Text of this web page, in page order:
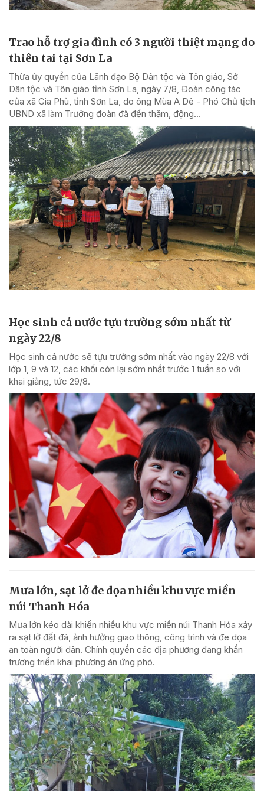
Trao hỗ trợ gia đình có 3 người thiệt mạng do
thiên tai tại Sơn La
Thừa ủy quyền của Lãnh đạo Bộ Dân tộc và Tôn giáo, Sở
Dân tộc và Tôn giáo tỉnh Sơn La, ngày 7/8, Đoàn công tác
của xã Gia Phù, tỉnh Sơn La, do ông Mùa A Dê - Phó Chủ tịch
UBND xã làm Trưởng đoàn đã đến thăm, động...
Học sinh cả nước tựu trường sớm nhất từ
ngày 22/8
Học sinh cả nước sẽ tựu trường sớm nhất vào ngày 22/8 với
lớp 1, 9 và 12, các khối còn lại sớm nhất trước 1 tuần so với
khai giảng, tức 29/8.
Mưa lớn, sạt lở đe dọa nhiều khu vực miền
núi Thanh Hóa
Mưa lớn kéo dài khiến nhiều khu vực miền núi Thanh Hóa xảy
ra sạt lở đất đá, ảnh hưởng giao thông, công trình và đe dọa
an toàn người dân. Chính quyền các địa phương đang khẩn
trương triển khai phương án ứng phó.